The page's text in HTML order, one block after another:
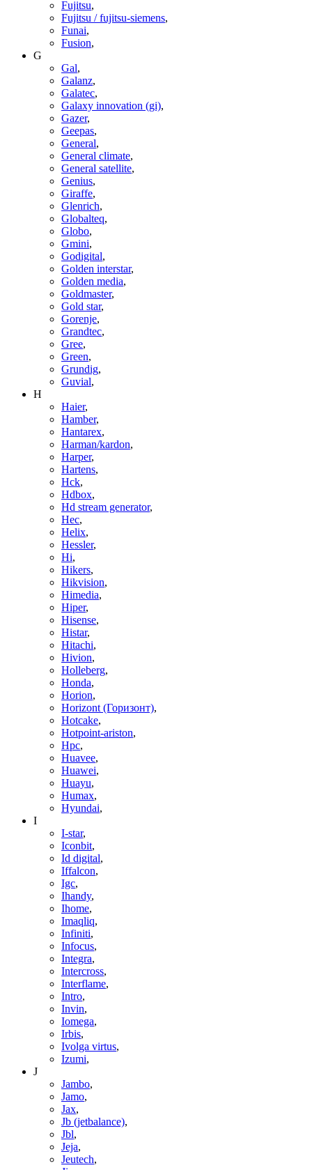
Fujitsu,
Fujitsu / fujitsu-siemens,
Funai,
Fusion,
G
Gal,
Galanz,
Galatec,
Galaxy innovation (gi),
Gazer,
Geepas,
General,
General climate,
General satellite,
Genius,
Giraffe,
Glenrich,
Globalteq,
Globo,
Gmini,
Godigital,
Golden interstar,
Golden media,
Goldmaster,
Gold star,
Gorenje,
Grandtec,
Gree,
Green,
Grundig,
Guvial,
H
Haier,
Hamber,
Hantarex,
Harman/kardon,
Harper,
Hartens,
Hck,
Hdbox,
Hd stream generator,
Hec,
Helix,
Hessler,
Hi,
Hikers,
Hikvision,
Himedia,
Hiper,
Hisense,
Histar,
Hitachi,
Hivion,
Holleberg,
Honda,
Horion,
Horizont (Горизонт),
Hotcake,
Hotpoint-ariston,
Hpc,
Huavee,
Huawei,
Huayu,
Humax,
Hyundai,
I
I-star,
Iconbit,
Id digital,
Iffalcon,
Igc,
Ihandy,
Ihome,
Imaqliq,
Infiniti,
Infocus,
Integra,
Intercross,
Interflame,
Intro,
Invin,
Iomega,
Irbis,
Ivolga virtus,
Izumi,
J
Jambo,
Jamo,
Jax,
Jb (jetbalance),
Jbl,
Jeja,
Jeutech,